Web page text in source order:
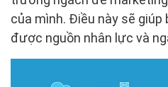
của mình. Điều này sẽ giúp
được nguồn nhân lực và